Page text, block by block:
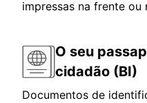
impressas na frente ou
O seu
cidadão (BI)
Documentos de